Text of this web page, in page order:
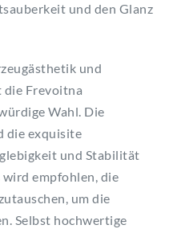
und den Glanz
und
die Frevoitna
Wahl. Die
die exquisite
und Stabilität
wird empfohlen, die
um die
Selbst hochwertige